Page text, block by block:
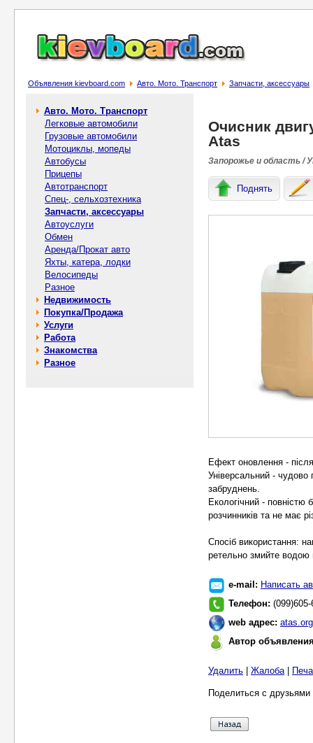
Объявления kievboard.com Авто. Мото. Транспорт Запчасти, аксессуары
Авто. Мото. Транспорт
Легковые автомобили
Грузовые автомобили
Мотоциклы, мопеды
Автобусы
Прицепы
Автотранспорт
Спец-, cельхозтехника
Запчасти, аксессуары
Автоуслуги
Обмен
Аренда/Прокат авто
Яхты, катера, лодки
Велосипеды
Разное
Недвижимость
Покупка/Продажа
Услуги
Работа
Знакомства
Разное
Очисник
Atas
Запорожье и область /
Поднять
Ефект оновлення -
Універсальний - чудово
забруднень.
Екологічний - повністю
розчинників та не має
Спосіб використання:
ретельно змийте водою
e-mail: Написать
Телефон: (099)605-
web адрес:
Автор
Удалить Жалоба|
Поделиться с